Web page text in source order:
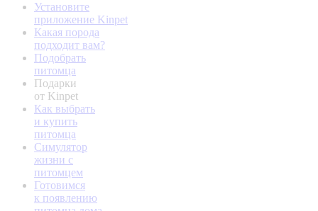
Установите
приложение Kinpet
Какая порода
подходит вам?
Подобрать
питомца
Подарки
от Kinpet
Как выбрать
и купить
питомца
Симулятор
жизни с
питомцем
Готовимся
к появлению